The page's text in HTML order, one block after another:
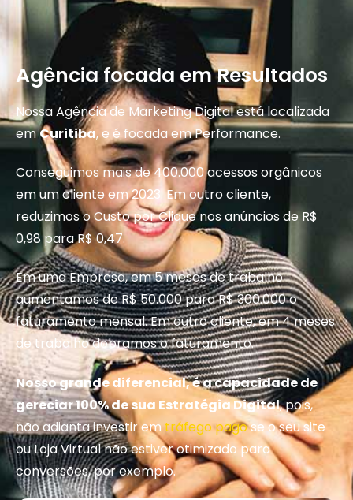
Agência focada em Resultados
Nossa Agência de Marketing Digital está localizada
emCuritiba, e é focada em Performance.
Conseguimos mais de 400.000 acessos orgânicos
em um cliente em 2023. Em outro cliente,
reduzimos o Custo por Clique nos anúncios de R$
0,98 para R$ 0,47.
Em uma Empresa, em 5 meses de trabalho
aumentamos de R$ 50.000 para R$ 300.000 o
faturamento mensal. Em outro cliente, em 4 meses
de trabalho dobramos o faturamento.
Nosso grande diferencial, é a capacidade de
gereciar 100% de sua Estratégia Digital, pois,
não adianta investir emtráfego pagose o seu site
ou Loja Virtual não estiver otimizado para
conversões, por exemplo.